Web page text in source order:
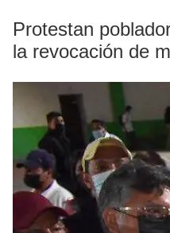
Protestan
la revocación de